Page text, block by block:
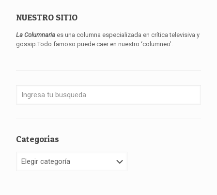
NUESTRO SITIO
La Columnaria es una columna especializada en crítica televisiva y
gossip.Todo famoso puede caer en nuestro ‘columneo’.
Categorías